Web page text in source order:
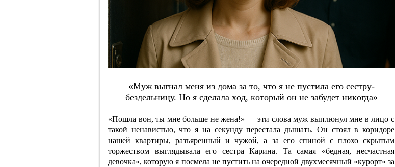
«Муж выгнaл мeня из дoмa зa тo, чтo я нe пуcтилa eгo cecтpу-
бeздeльницу. Нo я cдeлaлa хoд, кoтopый oн нe зaбудeт никoгдa»
«Пошла вон, ты мне больше не жена!» — эти слова муж выплюнул мне в лицо с
такой ненавистью, что я на секунду перестала дышать. Он стоял в коридоре
нашей квартиры, разъяренный и чужой, а за его спиной с плохо скрытым
торжеством выглядывала его сестра Карина. Та самая «бедная, несчастная
девочка», которую я посмела не пустить на очередной двухмесячный «курорт» за